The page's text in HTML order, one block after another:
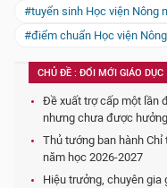
#tuyển sinh Học viện Nông
#điểm chuẩn Học viện
CHỦ ĐỀ : ĐỔI MỚI GIÁO DỤC
Đề xuất trợ cấp một lần
nhưng chưa được
Thủ tướng ban hành
năm học 2026-2027
Hiệu trưởng, chuyên gia